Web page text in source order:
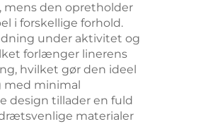
mens den opretholder
i forskellige forhold.
under aktivitet og
forlænger linerens
hvilket gør den ideel
med minimal
design tillader en fuld
materialer